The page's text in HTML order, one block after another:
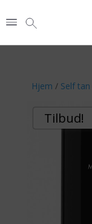
Hjem / Self tan
Tilbud!